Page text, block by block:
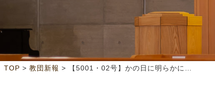
TOP > 教団新報 > 【5001・02号】かの日に明らかに（6面）